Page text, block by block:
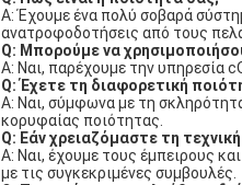
Α: Έχουμε ένα πολύ σοβαρά
ανατροφοδοτήσεις από τους
Q: Μπορούμε να
Α: Ναι, παρέχουμε την υπηρεσία
Q: Έχετε τη διαφορετική
Α: Ναι, σύμφωνα με τη
κορυφαίας ποιότητας.
Q: Εάν χρειαζόμαστε τη
Α: Ναι, έχουμε τους έμπειρους
με τις συγκεκριμένες συμβουλές.